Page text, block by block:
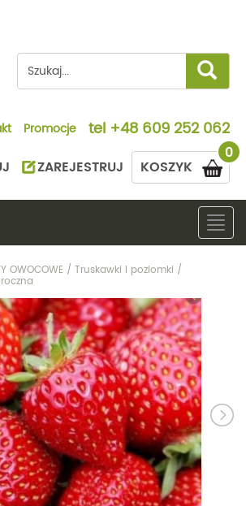
Promocje tel +48 609 252 062
0
KOSZYK
ZAREJESTRUJ
OWOCOWE / Truskawki i poziomki /